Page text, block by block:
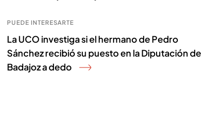
PUEDE INTERESARTE
La UCO investiga si el hermano de Pedro
Sánchez recibió su puesto en la Diputación de
Badajoz a dedo